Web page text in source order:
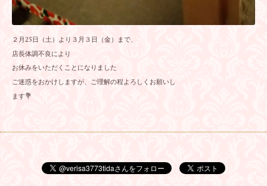
２月25日（土）より３月３日（金）まで、
店長体調不良により
お休みをいただくことになりました
ご迷惑をおかけしますが、ご理解の程よろしくお願いし
ます💐